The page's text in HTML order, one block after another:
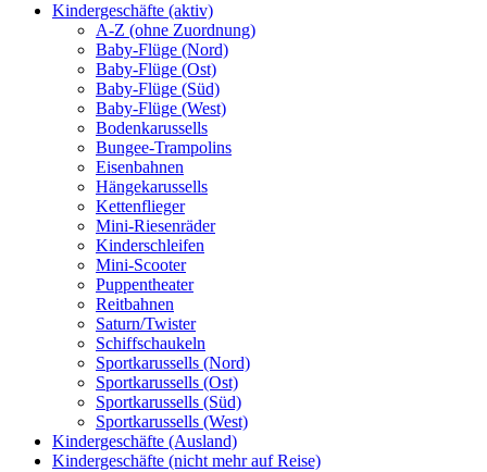
Kindergeschäfte (aktiv)
A-Z (ohne Zuordnung)
Baby-Flüge (Nord)
Baby-Flüge (Ost)
Baby-Flüge (Süd)
Baby-Flüge (West)
Bodenkarussells
Bungee-Trampolins
Eisenbahnen
Hängekarussells
Kettenflieger
Mini-Riesenräder
Kinderschleifen
Mini-Scooter
Puppentheater
Reitbahnen
Saturn/Twister
Schiffschaukeln
Sportkarussells (Nord)
Sportkarussells (Ost)
Sportkarussells (Süd)
Sportkarussells (West)
Kindergeschäfte (Ausland)
Kindergeschäfte (nicht mehr auf Reise)